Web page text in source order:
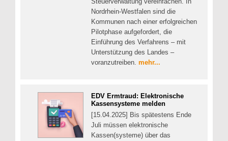
Nordrhein-Westfalen sind die
Kommunen nach einer erfolgreichen
Pilotphase aufgefordert, die
Einführung des Verfahrens – mit
Unterstützung des Landes –
voranzutreiben. mehr...
EDV Ermtraud: Elektronische
Kassensysteme melden
[15.04.2025] Bis spätestens Ende
Juli müssen elektronische
Kassen(systeme) über das